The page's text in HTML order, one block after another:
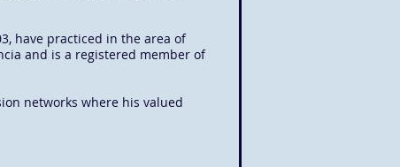
have practiced in the area of
and is a registered member of
networks where his valued